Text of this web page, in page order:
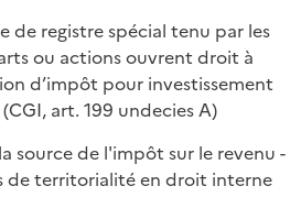
de registre spécial tenu par les
ou actions ouvrent droit à
d’impôt pour investissement
art. 199 undecies A)
source de l'impôt sur le revenu -
de territorialité en droit interne